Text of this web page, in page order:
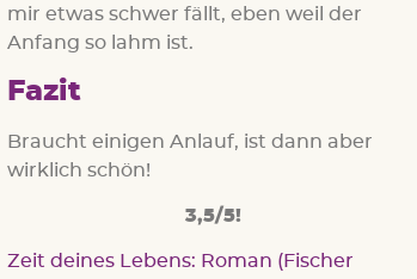
mir etwas schwer fällt, eben weil der
Anfang so lahm ist.
Fazit
Braucht einigen Anlauf, ist dann aber
wirklich schön!
3,5/5!
Zeit deines Lebens: Roman (Fischer